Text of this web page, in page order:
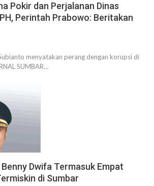
Pokir dan Perjalanan Dinas
Perintah Prabowo: Beritakan
menyatakan perang dengan korupsi di
SUMBAR…
Dwifa Termasuk Empat
di Sumbar